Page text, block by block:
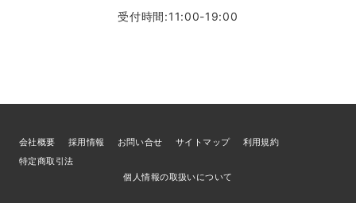
受付時間:11:00-19:00
会社概要 採用情報 お問い合せ サイトマップ
利用規約
特定商取引法
個人情報の取扱いについて